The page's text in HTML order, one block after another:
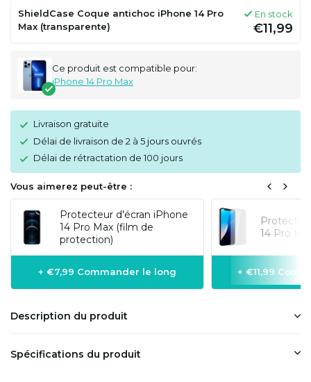
ShieldCase Coque antichoc iPhone 14 Pro
Max (transparente)
En stock
€11,99
Ce produit est compatible pour:
iPhone 14 Pro Max
Livraison gratuite
Délai de livraison de 2 à 5 jours ouvrés
Délai de rétractation de 100 jours
Vous aimerez peut-être :
Protecteur d'écran iPhone
14 Pro Max (film de
protection)
+ €7,99 Commander le long
14 Pro
+ €11,99
Description du produit
Spécifications du produit